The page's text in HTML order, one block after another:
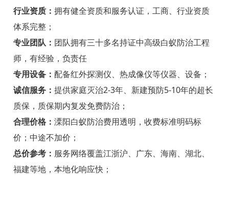
象山白蚁防治
温州白蚁防治
瑞安白蚁防治
乐清白蚁防治
龙港白蚁防治
永嘉白蚁防治
平阳白蚁防治
行业资质： 拥有健全资质和服务认证，工商、行业资质
体系完整；
专业团队： 团队拥有三十多名持证中高级白蚁防治工程
师，有经验，负责任
专用设备： 配备红外探测仪、热成像仪等仪器、设备；
诚信服务： 提供家庭灭治2-3年、新建预防5-10年的超长
质保，质保期内复发免费防治；
合理价格： 溧阳白蚁防治费用透明，收费标准明码标
价；中途不加价；
总价参考： 服务网络覆盖江浙沪、广东、海南、湖北、
福建等地，本地化响应快；